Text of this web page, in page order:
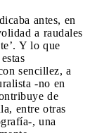
antes, en
a raudales
Y lo que
sencillez, a
-no en
de
entre otras
, una